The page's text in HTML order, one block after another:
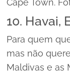
Cape Town.
10. Havai,
Para quem
mas não
Maldivas e as